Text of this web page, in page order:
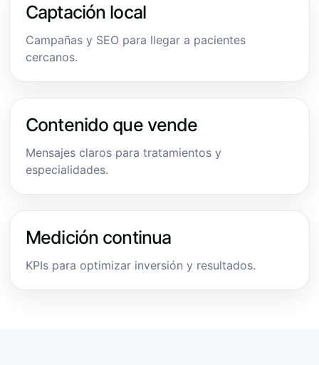
Captación local
Campañas y SEO para llegar a pacientes
cercanos.
Contenido que vende
Mensajes claros para tratamientos y
especialidades.
Medición continua
KPIs para optimizar inversión y resultados.